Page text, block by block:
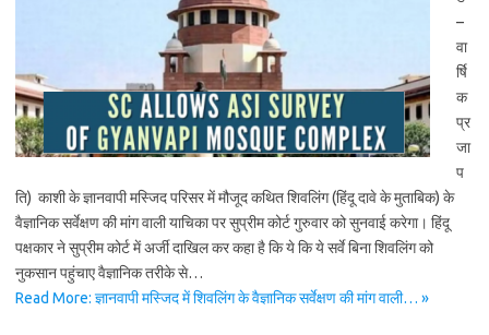
–
वा
र्षि
क
प्र
जा
प
ति) काशी के ज्ञानवापी मस्जिद परिसर में मौजूद कथित शिवलिंग (हिंदू दावे के मुताबिक) के
वैज्ञानिक सर्वेक्षण की मांग वाली याचिका पर सुप्रीम कोर्ट गुरुवार को सुनवाई करेगा। हिंदू
पक्षकार ने सुप्रीम कोर्ट में अर्जी दाखिल कर कहा है कि ये कि ये सर्वे बिना शिवलिंग को
नुकसान पहुंचाए वैज्ञानिक तरीके से…
Read More: ज्ञानवापी मस्जिद में शिवलिंग के वैज्ञानिक सर्वेक्षण की मांग वाली… »